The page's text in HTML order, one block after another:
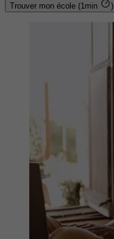
Trouver mon école (1min )